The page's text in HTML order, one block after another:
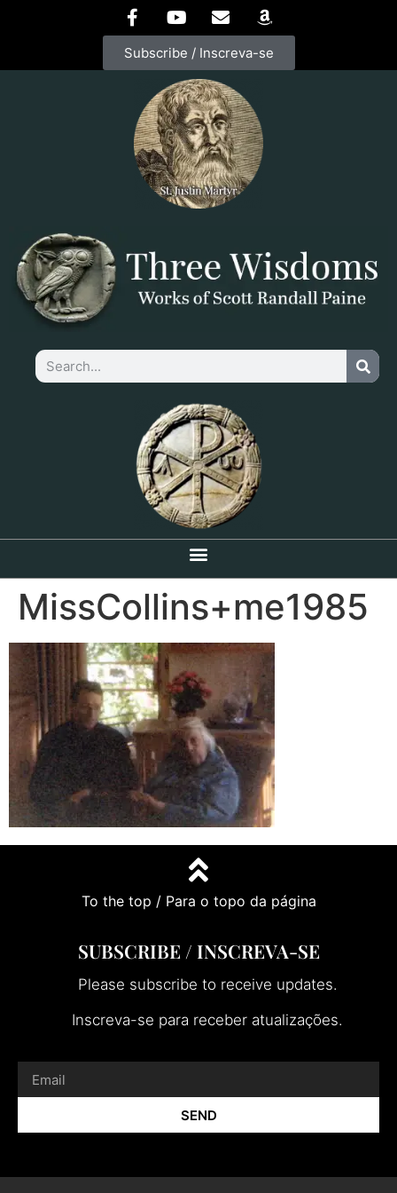
Subscribe / Inscreva-se
MissCollins+me1985
To the top / Para o topo da página
SUBSCRIBE / INSCREVA-SE
Please subscribe to receive updates.
Inscreva-se para receber atualizações.
SEND